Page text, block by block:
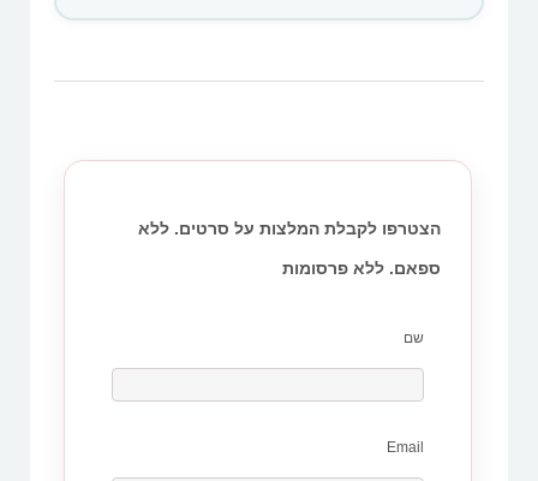
הצטרפו לקבלת המלצות על סרטים. ללא
ספאם. ללא פרסומות
שם
Email